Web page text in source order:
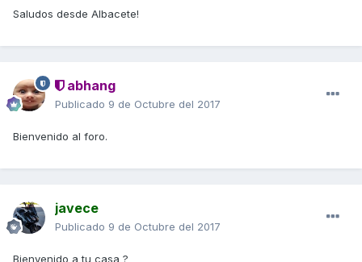
Saludos desde Albacete!
abhang
Publicado 9 de Octubre del 2017
Bienvenido al foro.
javece
Publicado 9 de Octubre del 2017
Bienvenido a tu casa ?